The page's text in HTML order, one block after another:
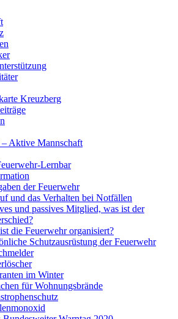
Kreuzberg
Aktive Mannschaft
Lernbar
der Feuerwehr
und das Verhalten bei Notfällen
und passives Mitglied, was ist der
die Feuerwehr organisiert?
Schutzausrüstung der Feuerwehr
im Winter
für Wohnungsbrände